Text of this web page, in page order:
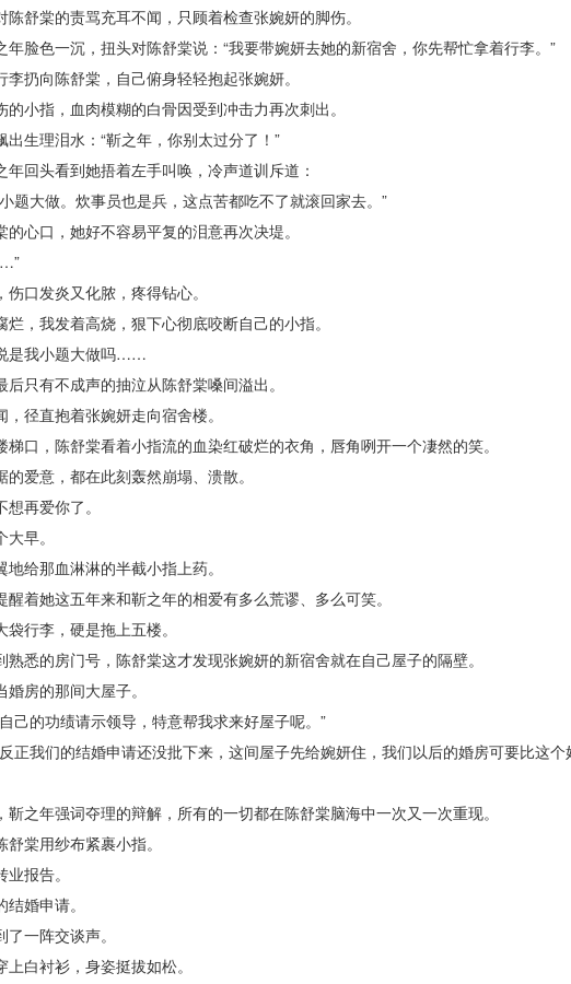
棠的责骂充耳不闻，只顾着检查张婉妍的脚伤。
色一沉，扭头对陈舒棠说：“我要带婉妍去她的新宿舍，你先帮忙拿着行李。”
扔向陈舒棠，自己俯身轻轻抱起张婉妍。
指，血肉模糊的白骨因受到冲击力再次刺出。
生理泪水：“靳之年，你别太过分了！”
回头看到她捂着左手叫唤，冷声道训斥道：
大做。炊事员也是兵，这点苦都吃不了就滚回家去。”
心口，她好不容易平复的泪意再次决堤。
口发炎又化脓，疼得钻心。
，我发着高烧，狠下心彻底咬断自己的小指。
是我小题大做吗……
只有不成声的抽泣从陈舒棠嗓间溢出。
径直抱着张婉妍走向宿舍楼。
，陈舒棠看着小指流的血染红破烂的衣角，唇角咧开一个凄然的笑。
爱意，都在此刻轰然崩塌、溃散。
再爱你了。
早。
给那血淋淋的半截小指上药。
她这五年来和靳之年的相爱有多么荒谬、多么可笑。
行李，硬是拖上五楼。
的房门号，陈舒棠这才发现张婉妍的新宿舍就在自己屋子的隔壁。
房的那间大屋子。
的功绩请示领导，特意帮我求来好屋子呢。”
我们的结婚申请还没批下来，这间屋子先给婉妍住，我们以后的婚房可要比这个
年强词夺理的辩解，所有的一切都在陈舒棠脑海中一次又一次重现。
棠用纱布紧裹小指。
报告。
婚申请。
一阵交谈声。
白衬衫，身姿挺拔如松。